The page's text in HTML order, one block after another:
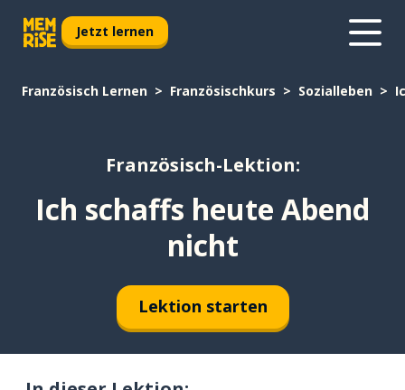
Jetzt lernen
Französisch Lernen Französischkurs Sozialleben
Französisch-Lektion:
Ich schaffs heute Abend
nicht
Lektion starten